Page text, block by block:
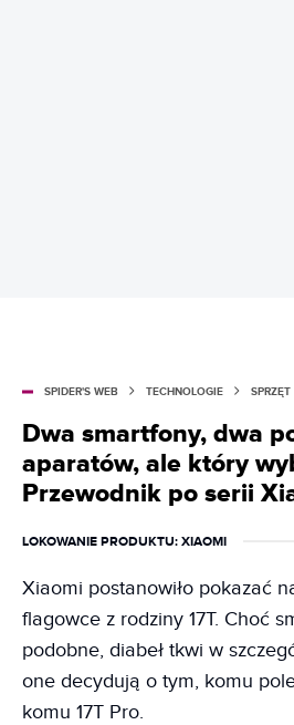
SPIDER'S WEB TECHNOLOGIE SPRZĘT
Dwa smartfony, dwa
aparatów, ale który
Przewodnik po serii
LOKOWANIE PRODUKTU: XIAOMI
Xiaomi postanowiło pokazać
flagowce z rodziny 17T. Choć
podobne, diabeł tkwi w
one decydują o tym, komu
komu 17T Pro.